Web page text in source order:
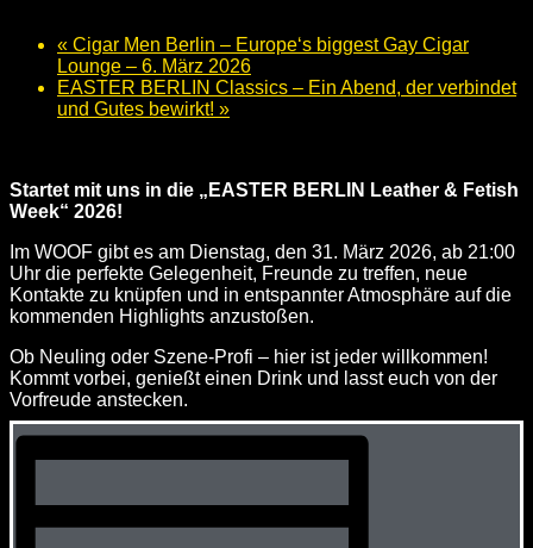
« Cigar Men Berlin – Europe‘s biggest Gay Cigar
Lounge – 6. März 2026
EASTER BERLIN Classics – Ein Abend, der verbindet
und Gutes bewirkt! »
Startet mit uns in die „EASTER BERLIN Leather & Fetish
Week“ 2026!
Im WOOF gibt es am Dienstag, den 31. März 2026, ab 21:00
Uhr die perfekte Gelegenheit, Freunde zu treffen, neue
Kontakte zu knüpfen und in entspannter Atmosphäre auf die
kommenden Highlights anzustoßen.
Ob Neuling oder Szene-Profi – hier ist jeder willkommen!
Kommt vorbei, genießt einen Drink und lasst euch von der
Vorfreude anstecken.